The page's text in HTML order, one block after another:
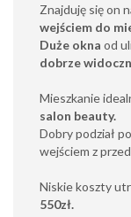
Znajduję się on
wejściem do
Duże okna od
dobrze
Mieszkanie
salon beauty.
Dobry podział
wejściem z
Niskie koszty
550zł.